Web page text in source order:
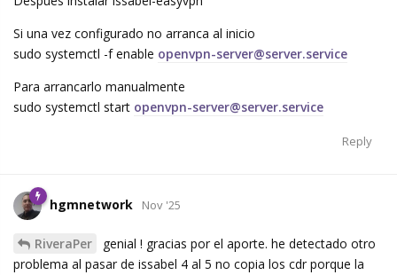
Si una vez configurado no arranca al inicio
sudo systemctl -f enable openvpn-server@server.service
Para arrancarlo manualmente
sudo systemctl start openvpn-server@server.service
Reply
hgmnetwork Nov '25
RiveraPer
genial ! gracias por el aporte. he detectado otro
problema al pasar de issabel 4 al 5 no copia los cdr porque la